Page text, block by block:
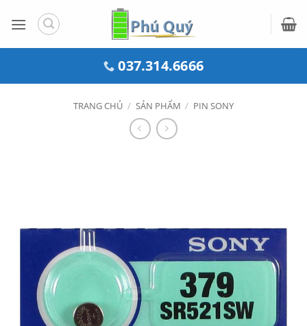
qua
037.314.6666
TRANG CHỦ / SẢN PHẨM / PIN SONY